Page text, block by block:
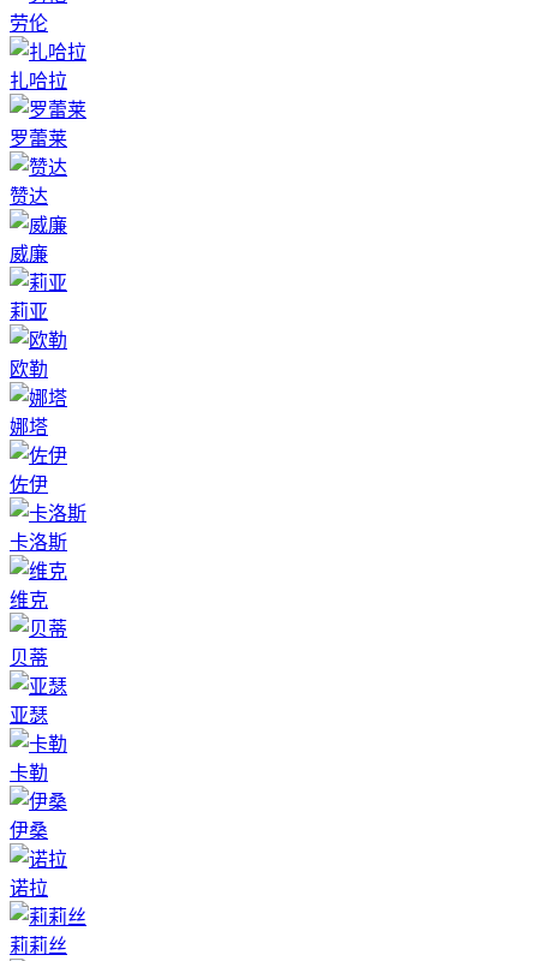
劳伦
扎哈拉
罗蕾莱
赞达
威廉
莉亚
欧勒
娜塔
佐伊
卡洛斯
维克
贝蒂
亚瑟
卡勒
伊桑
诺拉
莉莉丝